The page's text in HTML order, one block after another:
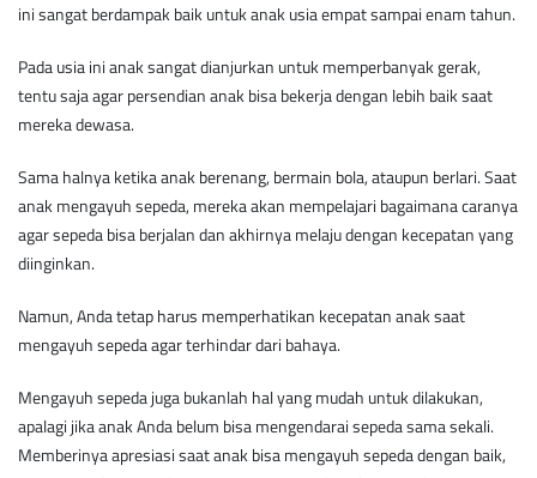
ini sangat berdampak baik untuk anak usia empat sampai enam tahun.
Pada usia ini anak sangat dianjurkan untuk memperbanyak gerak,
tentu saja agar persendian anak bisa bekerja dengan lebih baik saat
mereka dewasa.
Sama halnya ketika anak berenang, bermain bola, ataupun berlari. Saat
anak mengayuh sepeda, mereka akan mempelajari bagaimana caranya
agar sepeda bisa berjalan dan akhirnya melaju dengan kecepatan yang
diinginkan.
Namun, Anda tetap harus memperhatikan kecepatan anak saat
mengayuh sepeda agar terhindar dari bahaya.
Mengayuh sepeda juga bukanlah hal yang mudah untuk dilakukan,
apalagi jika anak Anda belum bisa mengendarai sepeda sama sekali.
Memberinya apresiasi saat anak bisa mengayuh sepeda dengan baik,